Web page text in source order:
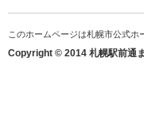
このホームページは札幌市公式ホ
Copyright © 2014 札幌駅前通